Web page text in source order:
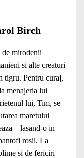
Birch
mirodenii
si alte creaturi
tigru. Pentru curaj,
menajeria lui
lui, Tim, se
maretului
– lasand-o in
rosii. La
si de fericiri